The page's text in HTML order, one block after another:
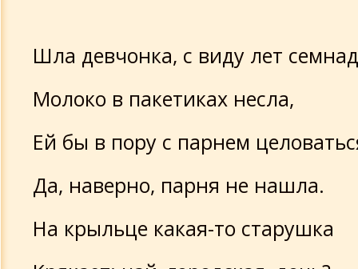
Шла девчонка, с виду лет
Молоко в пакетиках несла,
Ей бы в пору с парнем
Да, наверно, парня не нашла.
На крыльце какая-то старушка